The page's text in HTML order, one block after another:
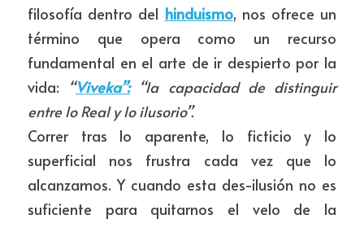
filosofía dentro del hinduismo, nos ofrece un
término que opera como un recurso
fundamental en el arte de ir despierto por la
vida: “Viveka”: “la capacidad de distinguir
entre lo Real y lo ilusorio”.
Correr tras lo aparente, lo ficticio y lo
superficial nos frustra cada vez que lo
alcanzamos. Y cuando esta des-ilusión no es
suficiente para quitarnos el velo de la